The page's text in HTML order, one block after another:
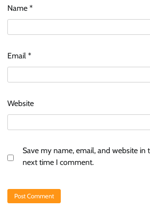
Name *
Email *
Website
Save my name, email, and website in
next time I comment.